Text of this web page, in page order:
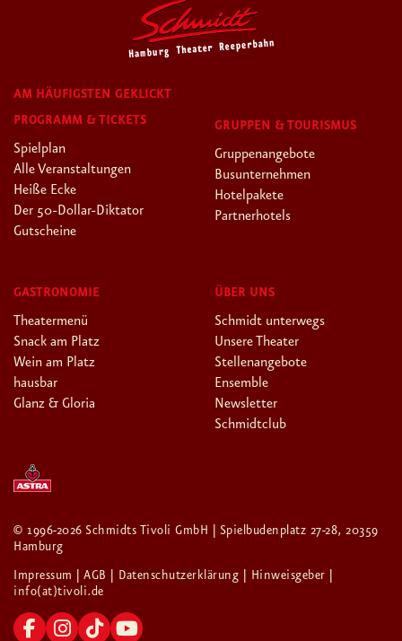
AM HÄUFIGSTEN GEKLICKT
PROGRAMM & TICKETS
Spielplan
Alle Veranstaltungen
Heiße Ecke
Der 50-Dollar-Diktator
Gutscheine
GRUPPEN & TOURISMUS
Gruppenangebote
Busunternehmen
Hotelpakete
Partnerhotels
GASTRONOMIE
Theatermenü
Snack am Platz
Wein am Platz
hausbar
Glanz & Gloria
ÜBER UNS
Schmidt unterwegs
Unsere Theater
Stellenangebote
Ensemble
Newsletter
Schmidtclub
© 1996-2026 Schmidts Tivoli GmbH | Spielbudenplatz 27-28, 20359
Hamburg
Impressum
| AGB | Datenschutzerklärung | Hinweisgeber
info(at)tivoli.de